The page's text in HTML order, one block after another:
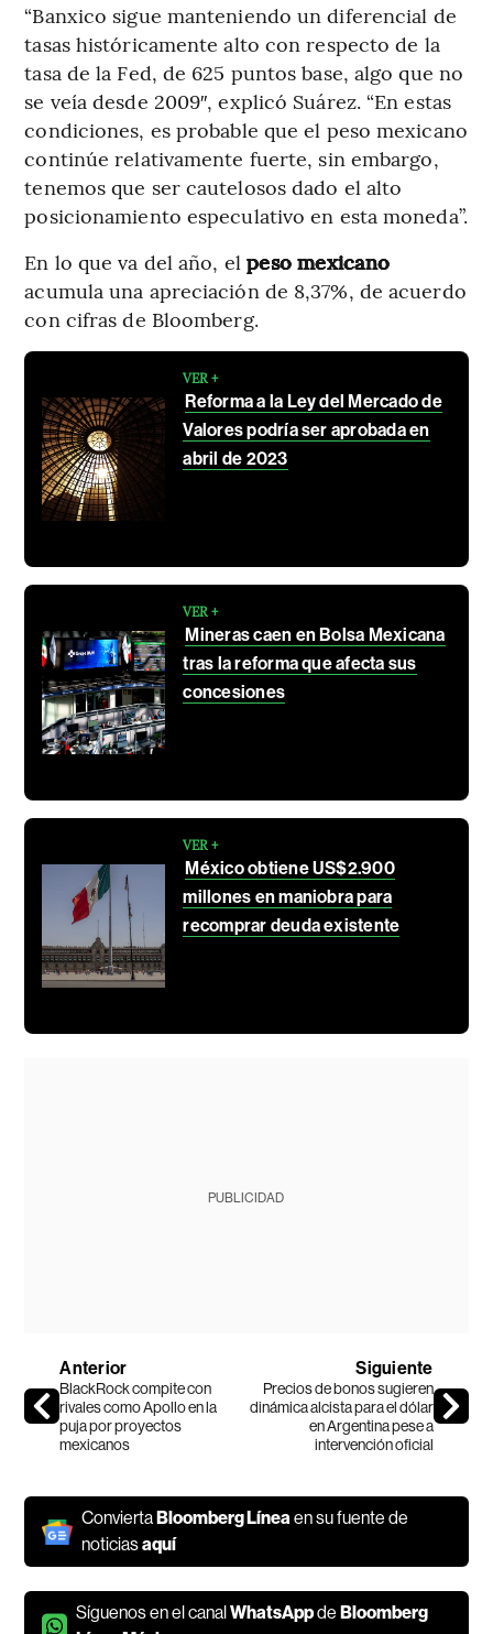
“Banxico sigue manteniendo un diferencial de
tasas históricamente alto con respecto de la
tasa de la Fed, de 625 puntos base, algo que no
se veía desde 2009″, explicó Suárez. “En estas
condiciones, es probable que el peso mexicano
continúe relativamente fuerte, sin embargo,
tenemos que ser cautelosos dado el alto
posicionamiento especulativo en esta moneda”.
En lo que va del año, elpeso mexicano
acumula una apreciación de 8,37%, de acuerdo
con cifras de Bloomberg.
VER +
Reforma a la Ley del Mercado de
Valores podría ser aprobada en
abril de 2023
VER +
Mineras caen en Bolsa Mexicana
tras la reforma que afecta sus
concesiones
VER +
México obtiene US$2.900
millones en maniobra para
recomprar deuda existente
PUBLICIDAD
Anterior
BlackRock compite con
rivales como Apollo en la
puja por proyectos
mexicanos
Siguiente
Precios de bonos sugieren
dinámica alcista para el dólar
en Argentina pese a
intervención oficial
Convierta Bloomberg Líneaen su fuente de
noticiasaquí
Síguenos en el canalWhatsAppde Bloomberg